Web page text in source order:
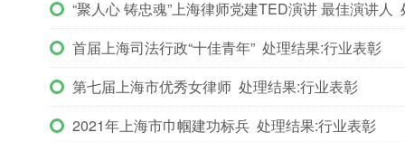
“聚人心 铸忠魂”上海律师党建TED演讲 最佳演讲人
首届上海司法行政“十佳青年” 处理结果:行业表彰
第七届上海市优秀女律师 处理结果:行业表彰
2021年上海市巾帼建功标兵 处理结果:行业表彰